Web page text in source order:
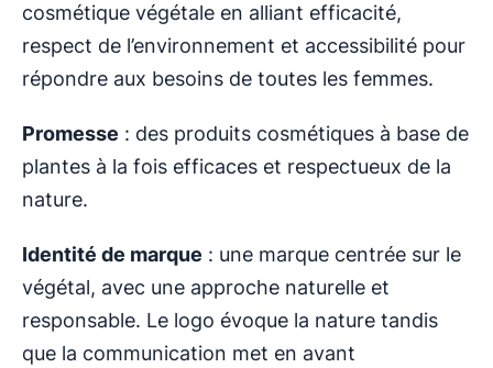
cosmétique végétale en alliant efficacité,
respect de l’environnement et accessibilité pour
répondre aux besoins de toutes les femmes.
Promesse : des produits cosmétiques à base de
plantes à la fois efficaces et respectueux de la
nature.
Identité de marque : une marque centrée sur le
végétal, avec une approche naturelle et
responsable. Le logo évoque la nature tandis
que la communication met en avant